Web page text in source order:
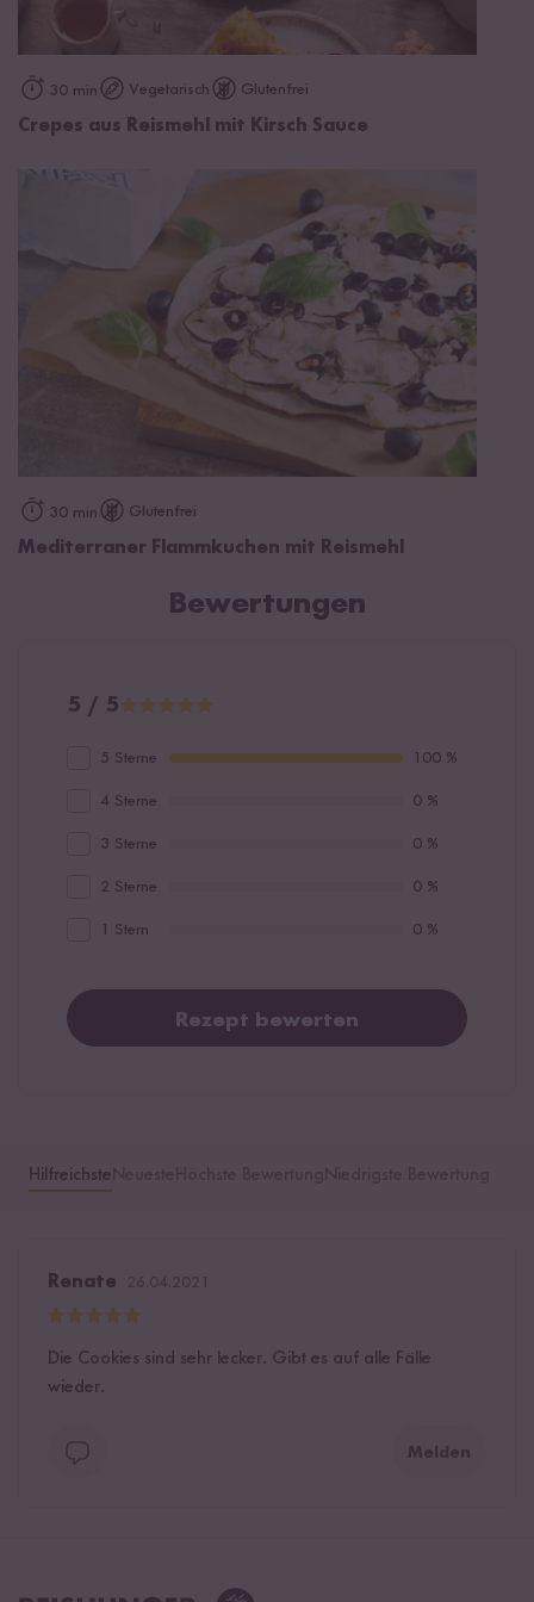
30 min Vegetarisch Glutenfrei
Crepes aus Reismehl mit Kirsch Sauce
30 min Glutenfrei
Mediterraner Flammkuchen mit Reismehl
Bewertungen
5 / 5
5 Sterne 100 %
4 Sterne 0 %
3 Sterne 0 %
2 Sterne 0 %
1 Stern 0 %
Rezept bewerten
Hilfreichste
Renate
Die Cookies sind sehr lecker. Gibt es auf alle Fälle
wieder.
Melden